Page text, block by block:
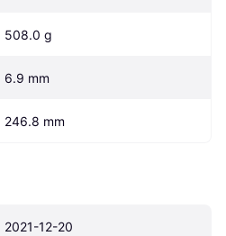
508.0 g
6.9 mm
246.8 mm
2021-12-20